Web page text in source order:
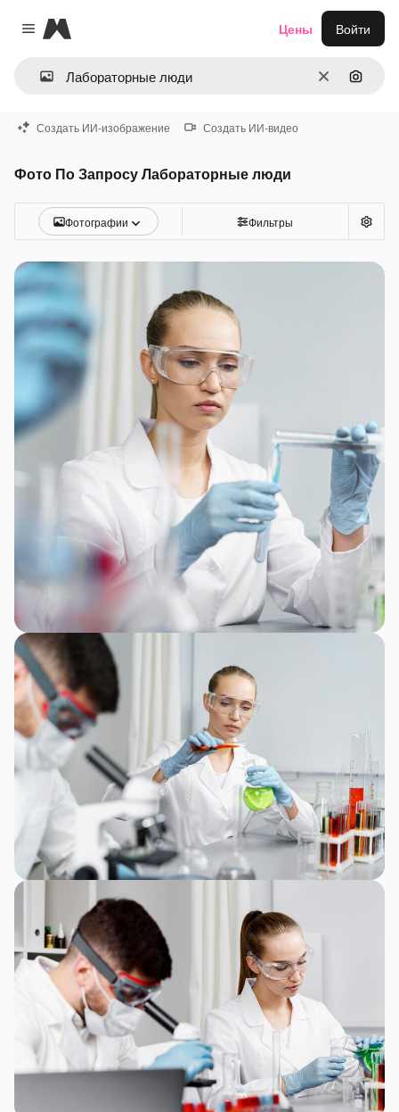
Close menu
Magnific
ОчиститьПоиск
Цены Войти
Создать ИИ-изображение Создать ИИ-видео
Фото По Запросу Лабораторные люди
Фотографии Фильтры